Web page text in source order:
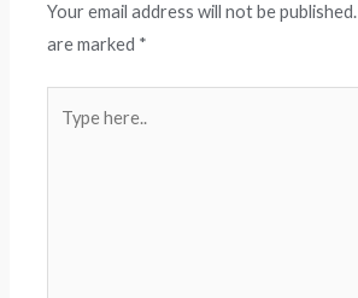
Your email address will not be published.
are marked *
here..